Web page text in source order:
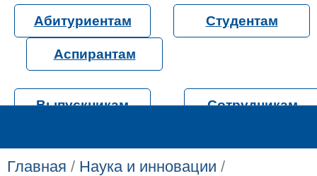
Абитуриентам Студентам
Аспирантам
Выпускникам Сотрудникам
Главная / Наука и инновации /